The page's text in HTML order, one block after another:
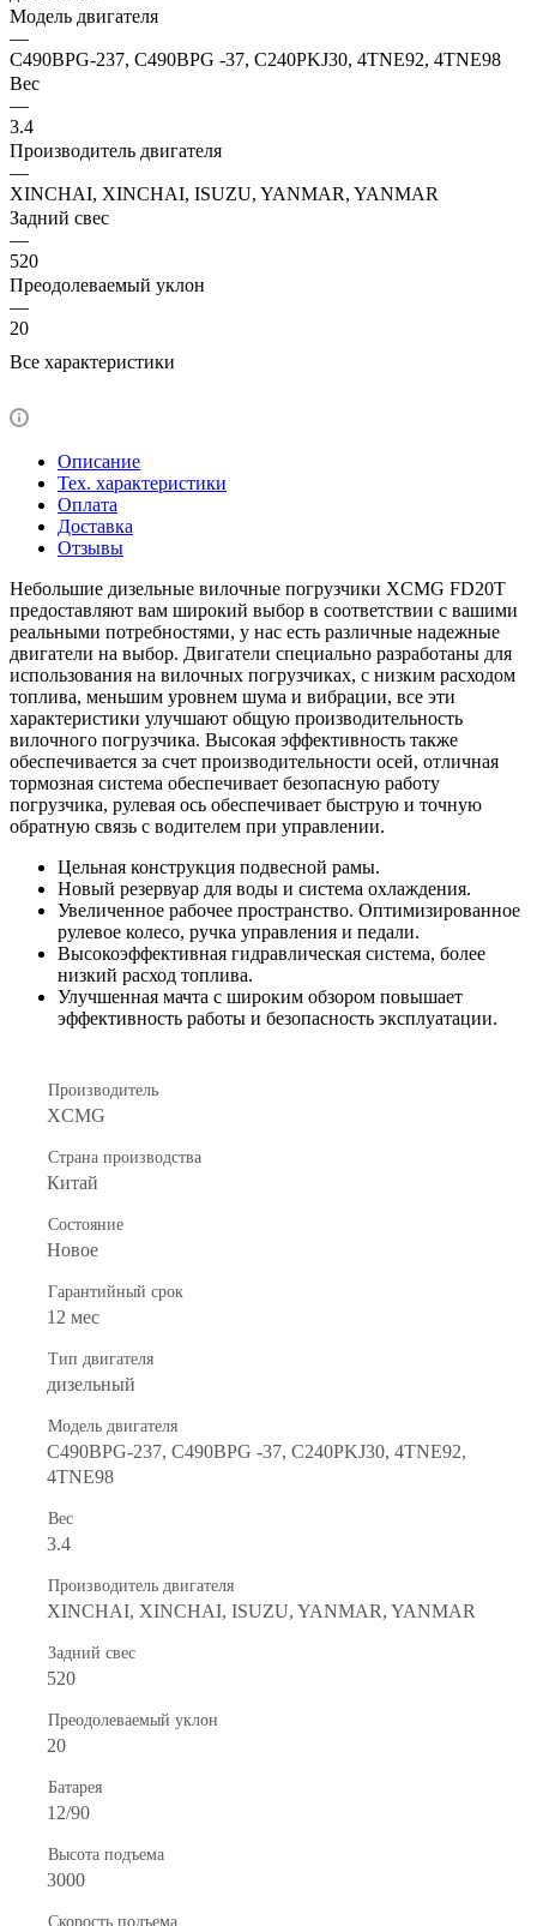
Модель двигателя
—
C490BPG-237, C490BPG -37, C240PKJ30, 4TNE92, 4TNE98
Вес
—
3.4
Производитель двигателя
—
XINCHAI, XINCHAI, ISUZU, YANMAR, YANMAR
Задний свес
—
520
Преодолеваемый уклон
—
20
Все характеристики
Описание
Тех. характеристики
Оплата
Доставка
Отзывы
Небольшие дизельные вилочные погрузчики XCMG FD20T
предоставляют вам широкий выбор в соответствии с вашими
реальными потребностями, у нас есть различные надежные
двигатели на выбор. Двигатели специально разработаны для
использования на вилочных погрузчиках, с низким расходом
топлива, меньшим уровнем шума и вибрации, все эти
характеристики улучшают общую производительность
вилочного погрузчика. Высокая эффективность также
обеспечивается за счет производительности осей, отличная
тормозная система обеспечивает безопасную работу
погрузчика, рулевая ось обеспечивает быструю и точную
обратную связь с водителем при управлении.
Цельная конструкция подвесной рамы.
Новый резервуар для воды и система охлаждения.
Увеличенное рабочее пространство. Оптимизированное
рулевое колесо, ручка управления и педали.
Высокоэффективная гидравлическая система, более
низкий расход топлива.
Улучшенная мачта с широким обзором повышает
эффективность работы и безопасность эксплуатации.
Производитель
XCMG
Страна производства
Китай
Состояние
Новое
Гарантийный срок
12 мес
Тип двигателя
дизельный
Модель двигателя
C490BPG-237, C490BPG -37, C240PKJ30, 4TNE92,
4TNE98
Вес
3.4
Производитель двигателя
XINCHAI, XINCHAI, ISUZU, YANMAR, YANMAR
Задний свес
520
Преодолеваемый уклон
20
Батарея
12/90
Высота подъема
3000
Скорость подъема